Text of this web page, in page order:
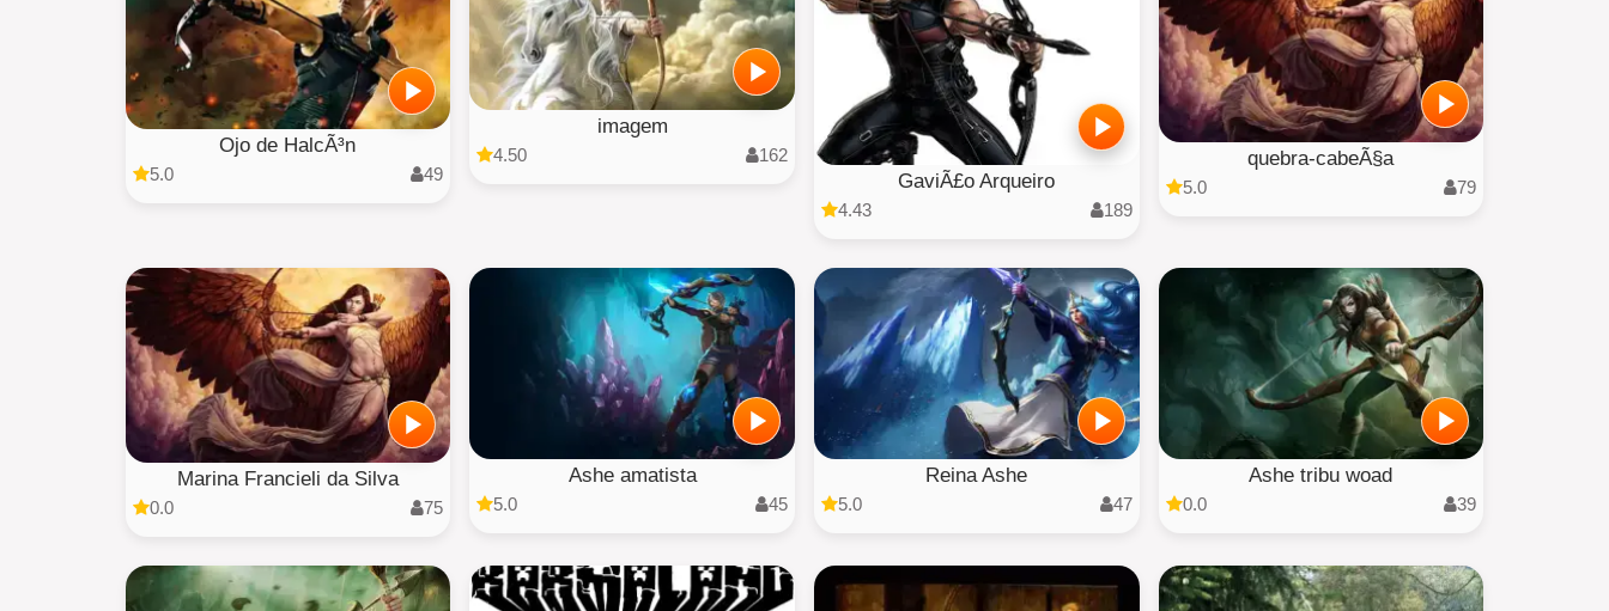
Ojo de HalcÃ³n
5.0 49
imagem
4.50 162
GaviÃ£o Arqueiro
4.43 189
quebra-cabeÃ§a
5.0 79
Marina Francieli da Silva
0.0 75
Ashe amatista
5.0 45
Reina Ashe
5.0 47
Ashe tribu woad
0.0 39